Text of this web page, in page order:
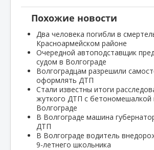
Похожие новости
Два человека погибли в
Красноармейском районе
Очередной автоподставщик
судом в Волгограде
Волгоградцам разрешили
оформлять ДТП
Стали известны итоги
жуткого ДТП с бетономешалкой
Волгограде
В Волгограде машина
ДТП
В Волгограде водитель
9-летнего школьника